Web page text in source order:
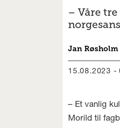
– Våre
Jan Røsholm
15.08.2023 -
– Et vanlig
Morild til